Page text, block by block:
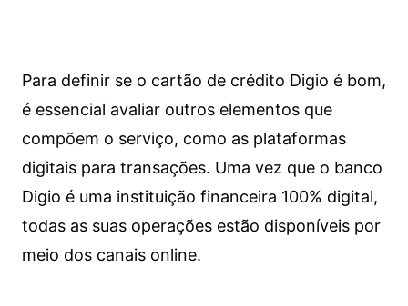
Para definir se o cartão de crédito Digio é bom,
é essencial avaliar outros elementos que
compõem o serviço, como as plataformas
digitais para transações. Uma vez que o banco
Digio é uma instituição financeira 100% digital,
todas as suas operações estão disponíveis por
meio dos canais online.